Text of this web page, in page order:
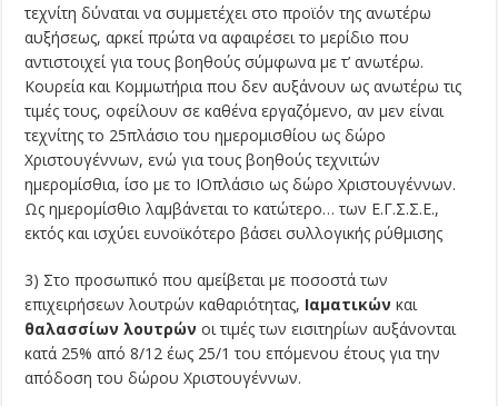
τεχνίτη δύναται να συμμετέχει στο προϊόν της ανωτέρω
αυξήσεως, αρκεί πρώτα να αφαιρέσει το μερίδιο που
αντιστοιχεί για τους βοηθούς σύμφωνα με τ’ ανωτέρω.
Κουρεία και Κομμωτήρια που δεν αυξάνουν ως ανωτέρω τις
τιμές τους, οφείλουν σε καθένα εργαζόμενο, αν μεν είναι
τεχνίτης το 25πλάσιο του ημερομισθίου ως δώρο
Χριστουγέννων, ενώ για τους βοηθούς τεχνιτών
ημερομίσθια, ίσο με το ΙΟπλάσιο ως δώρο Χριστουγέννων.
Ως ημερομίσθιο λαμβάνεται το κατώτερο… των Ε.Γ.Σ.Σ.Ε.,
εκτός και ισχύει ευνοϊκότερο βάσει συλλογικής ρύθμισης
3) Στο προσωπικό που αμείβεται με ποσοστά των
επιχειρήσεων λουτρών καθαριότητας, Ιαματικώνκαι
θαλασσίων λουτρώνοι τιμές των εισιτηρίων αυξάνονται
κατά 25% από 8/12 έως 25/1 του επόμενου έτους για την
απόδοση του δώρου Χριστουγέννων.